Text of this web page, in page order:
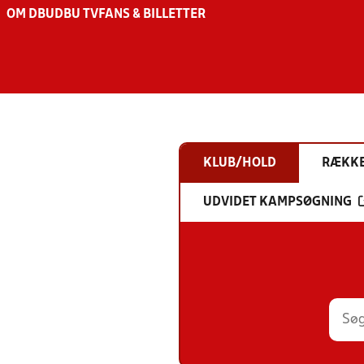
OM DBU DBU TV FANS & BILLETTER
KLUB/HOLD
UDVIDET KAMPSØGNING